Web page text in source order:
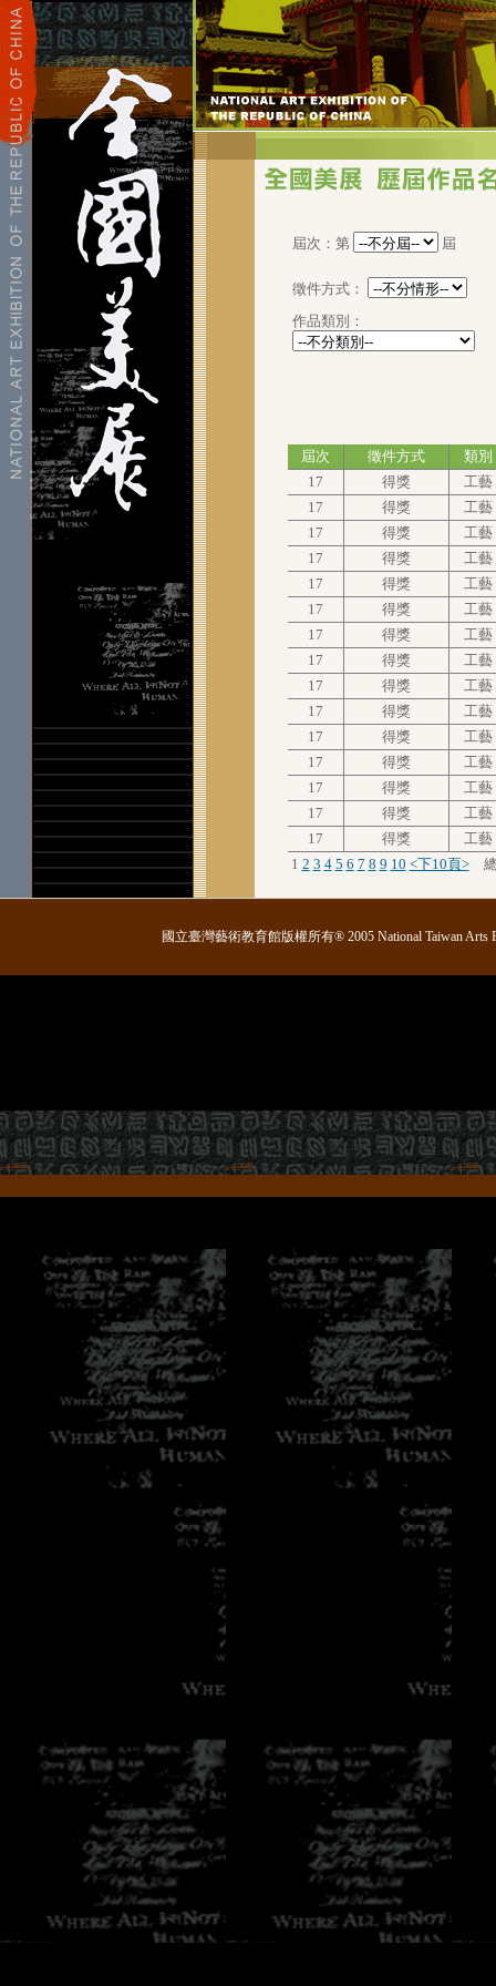
屆次：第 屆
徵件方式：
作品類別：
屆次 徵件方式
類別
17
得獎
工藝
17
得獎
工藝
17
得獎
工藝
17
得獎
工藝
17
得獎
工藝
17
得獎
工藝
17
得獎
工藝
17
得獎
工藝
17
得獎
工藝
17
得獎
工藝
17
得獎
工藝
17
得獎
工藝
17
得獎
工藝
17
得獎
工藝
17
得獎
工藝
1 2 3 4 5 6 7 8 9 10 <下10頁>總
國立臺灣藝術教育館版權所有® 2005 National Taiwan Arts